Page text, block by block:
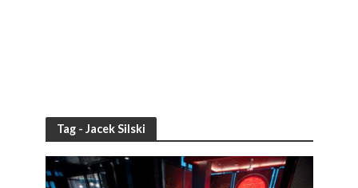
Tag - Jacek Silski